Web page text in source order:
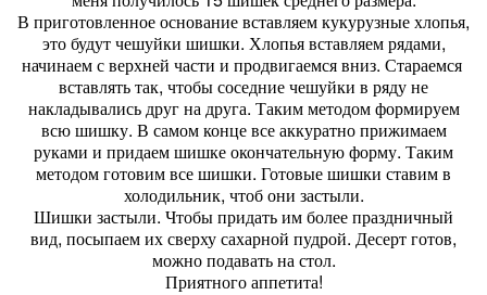
В приготовленное основание вставляем кукурузные хлопья,
это будут чешуйки шишки. Хлопья вставляем рядами,
начинаем с верхней части и продвигаемся вниз. Стараемся
вставлять так, чтобы соседние чешуйки в ряду не
накладывались друг на друга. Таким методом формируем
всю шишку. В самом конце все аккуратно прижимаем
руками и придаем шишке окончательную форму. Таким
методом готовим все шишки. Готовые шишки ставим в
холодильник, чтоб они застыли.
Шишки застыли. Чтобы придать им более праздничный
вид, посыпаем их сверху сахарной пудрой. Десерт готов,
можно подавать на стол.
Приятного аппетита!